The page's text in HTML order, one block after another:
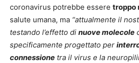
coronavirus potrebbe essere troppo
salute umana, ma “attualmente il
testando l’effetto di nuove molecole
specificamente progettato per
connessione tra il virus e la